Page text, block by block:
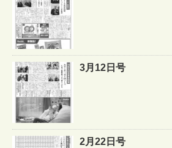
3月12日号
2月22日号